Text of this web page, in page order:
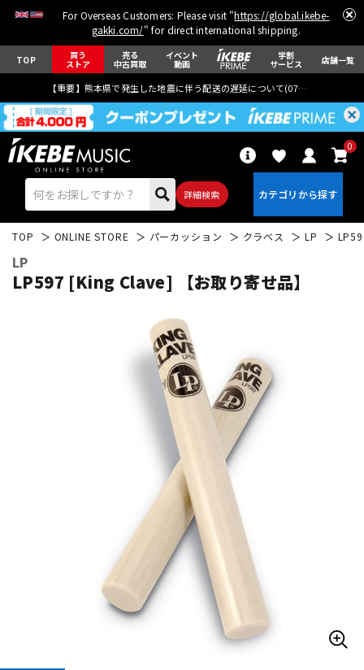
For Overseas Customers: Please visit "https://global.ikebe-
gakki.com/" for direct international shipping.
TOP 買う
ストア
売る
中古買取
イベント
動画
学割
サービス 店舗一覧
【重要】熊本県で発生した地震に伴う配送の遅延について(07月29日
詳細検索
0
ウクレレ
パーカッション
電子ピアノ
その他楽器
TOP ONLINE STORE パーカッション クラベス LP
LP
LP597 [King Clave] 【お取り寄せ品】